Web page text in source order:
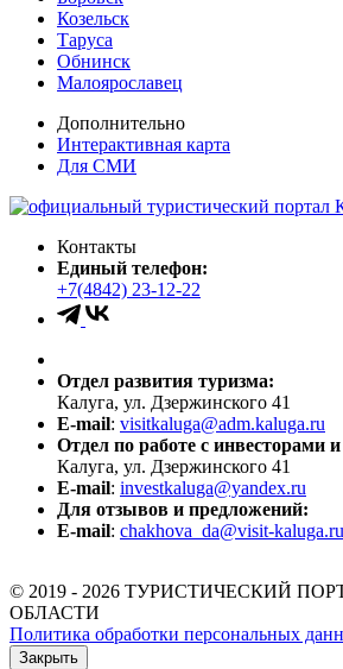
Козельск
Таруса
Обнинск
Малоярославец
Дополнительно
Интерактивная карта
Для СМИ
Контакты
Единый телефон:
+7(4842) 23-12-22
Отдел развития туризма:
Калуга, ул. Дзержинского 41
E-mail: visitkaluga@adm.kaluga.ru
Отдел по работе с инвесторами
Калуга, ул. Дзержинского 41
E-mail: investkaluga@yandex.ru
Для отзывов и предложений:
E-mail: chakhova_da@visit-kaluga.ru
© 2019 - 2026 ТУРИСТИЧЕСКИЙ
ОБЛАСТИ
Политика обработки персональных
Закрыть